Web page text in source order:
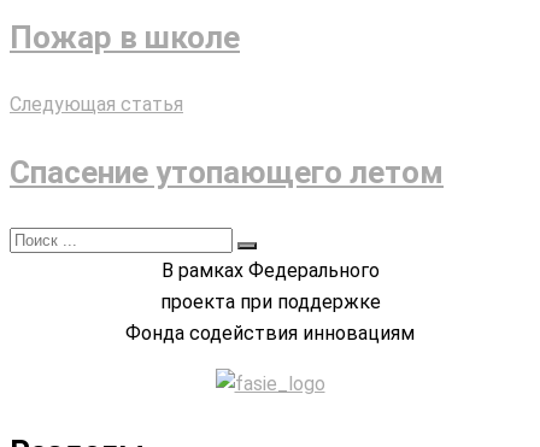
Пожар в школе
Следующая статья
Спасение утопающего летом
В рамках Федерального
проекта при поддержке
Фонда содействия инновациям